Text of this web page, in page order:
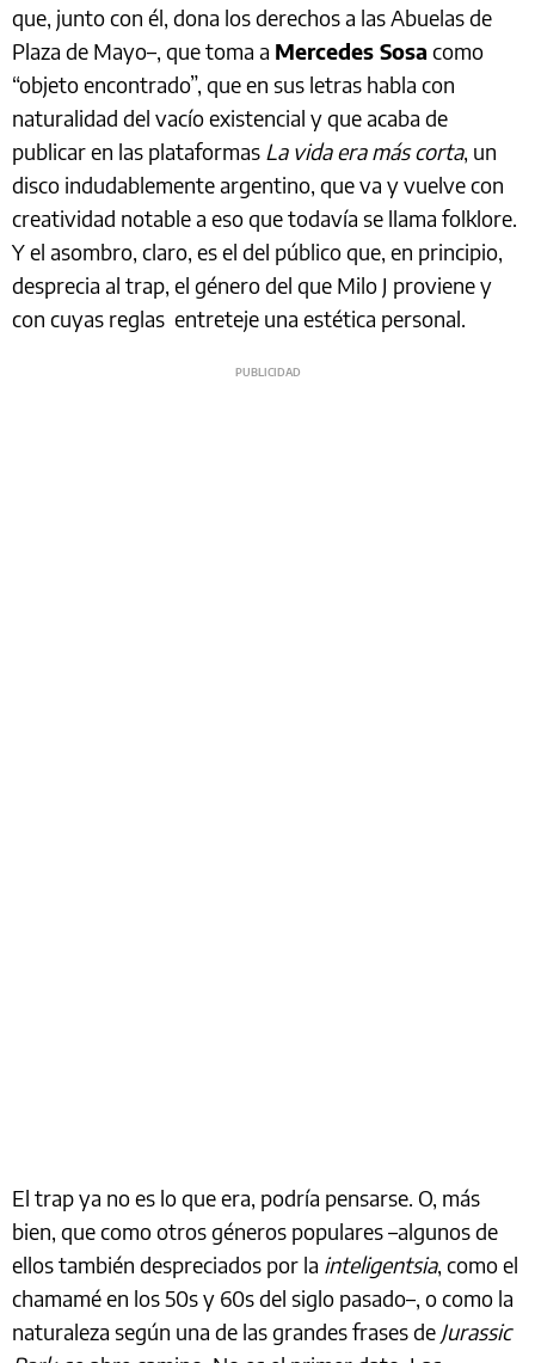
que, junto con él, dona los derechos a las Abuelas de
Plaza de Mayo–, que toma a Mercedes Sosa como
“objeto encontrado”, que en sus letras habla con
naturalidad del vacío existencial y que acaba de
publicar en las plataformas La vida era más corta, un
disco indudablemente argentino, que va y vuelve con
creatividad notable a eso que todavía se llama folklore.
Y el asombro, claro, es el del público que, en principio,
desprecia al trap, el género del que Milo J proviene y
con cuyas reglas entreteje una estética personal.
El trap ya no es lo que era, podría pensarse. O, más
bien, que como otros géneros populares –algunos de
ellos también despreciados por la inteligentsia, como el
chamamé en los 50s y 60s del siglo pasado–, o como la
naturaleza según una de las grandes frases de Jurassic